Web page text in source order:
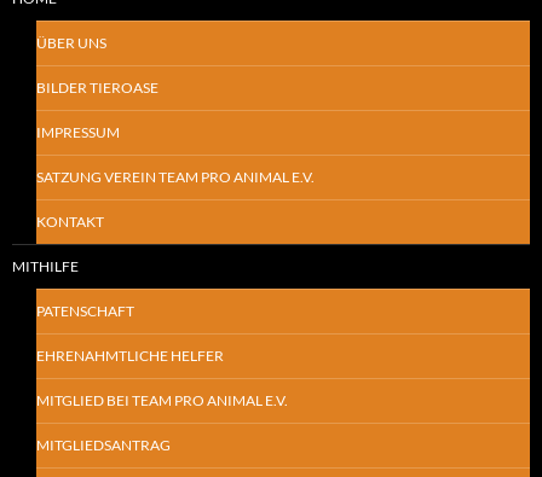
ÜBER UNS
BILDER TIEROASE
IMPRESSUM
SATZUNG VEREIN TEAM PRO ANIMAL E.V.
KONTAKT
MITHILFE
PATENSCHAFT
EHRENAHMTLICHE HELFER
MITGLIED BEI TEAM PRO ANIMAL E.V.
MITGLIEDSANTRAG